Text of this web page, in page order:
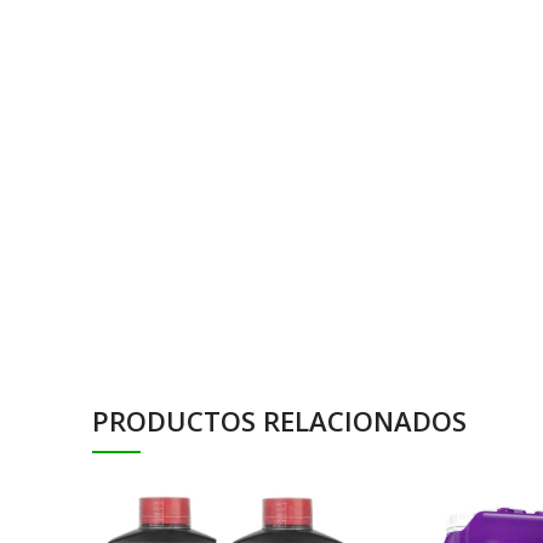
PRODUCTOS RELACIONADOS